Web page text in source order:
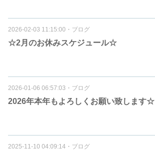
2026-02-03 11:15:00 ・ ブログ
☆2月のお休みスケジュール☆
2026-01-06 06:57:03 ・ ブログ
2026年本年もよろしくお願い致します☆
2025-11-10 04:09:14 ・ ブログ